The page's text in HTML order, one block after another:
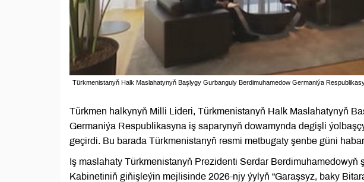
Türkmenistanyň Halk Maslahatynyň Başlygy Gurbanguly Berdimuhamedow Germaniýa
Türkmen halkynyň Milli Lideri, Türkmenistanyň Halk Maslahatynyň
Germaniýa Respublikasyna iş saparynyň dowamynda degişli
geçirdi. Bu barada Türkmenistanyň resmi metbugaty şenbe güni
Iş maslahaty Türkmenistanyň Prezidenti Serdar
Kabinetiniň giňişleýin mejlisinde 2026-njy ýylyň “Garaşsyz, baky